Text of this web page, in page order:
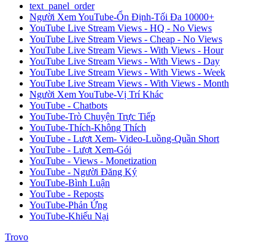
text_panel_order
Người Xem YouTube-Ổn Định-Tối Đa 10000+
YouTube Live Stream Views - HQ - No Views
YouTube Live Stream Views - Cheap - No Views
YouTube Live Stream Views - With Views - Hour
YouTube Live Stream Views - With Views - Day
YouTube Live Stream Views - With Views - Week
YouTube Live Stream Views - With Views - Month
Người Xem YouTube-Vị Trí Khác
YouTube - Chatbots
YouTube-Trò Chuyện Trực Tiếp
YouTube-Thích-Không Thích
YouTube - Lượt Xem- Video-Luồng-Quần Short
YouTube - Lượt Xem-Gói
YouTube - Views - Monetization
YouTube - Người Đăng Ký
YouTube-Bình Luận
YouTube - Reposts
YouTube-Phản Ứng
YouTube-Khiếu Nại
Trovo